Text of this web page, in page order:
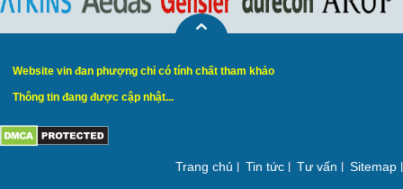
Website vin đan phượng chỉ có tính chất tham khảo
Thông tin đang được cập nhật...
Trang chủ Tin tức Tư vấn Sitemap